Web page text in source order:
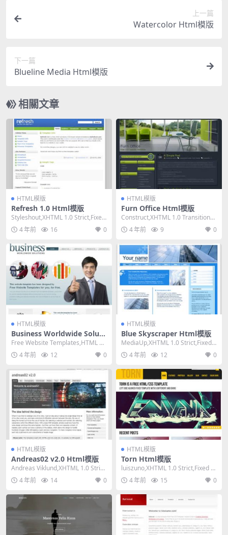
上一篇
Watercolor Html模版
下一篇
Blueline Media Html模版
相關文章
HTML模版
Refresh 1.0 Html模版
Styleshout,XHTML 1.0 Strict,Fixed
Width,...
4 年前 16 0
HTML模版
Furn Office Html模版
Construct,XHTML 1.0 Transitional,
Fixed W...
4 年前 9 0
HTML模版
Business Worldwide Soluti
ons Html模版
Free Website Templates,HTML 5,
Fixed Widt...
4 年前 12 0
HTML模版
Blue Skyscraper Html模版
MediaUp,XHTML 1.0 Strict,Fixed
Width, 2 ...
4 年前 12 0
HTML模版
Andreas02 v2.0 Html模版
Andreas Viklund,XHTML 1.0 Strict,
Fixed W...
4 年前 14 0
HTML模版
Torn Html模版
luiszuno,XHTML 1.0 Strict,Fixed W
idth, 2...
4 年前 15 0